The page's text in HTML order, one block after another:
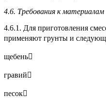
4.6. Требования к
4.6.1. Для приготовления
применяют грунты и
щебень
гравий
песок